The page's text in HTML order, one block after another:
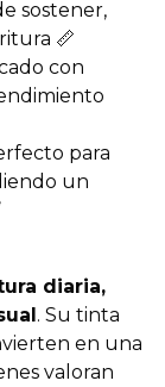
sostener,
📏
con
para
un
diaria,
. Su tinta
en una
valoran